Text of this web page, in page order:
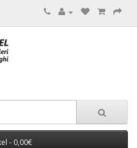
- 0,00€